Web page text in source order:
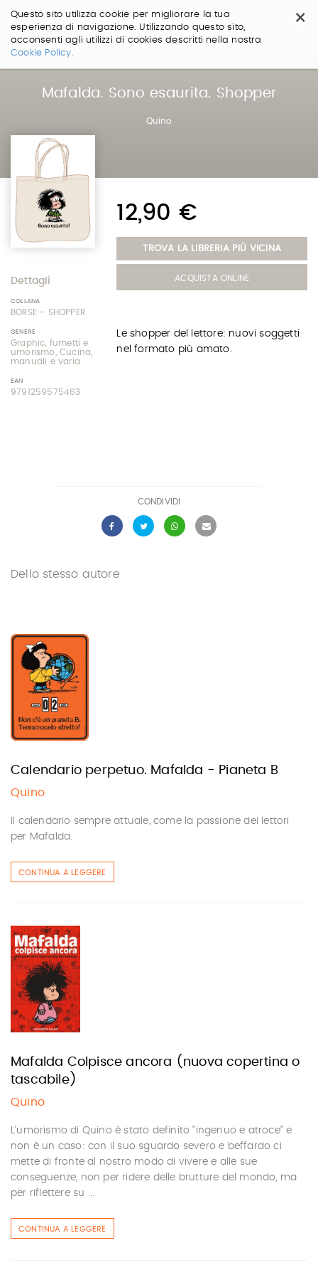
×
Questo sito utilizza cookie per migliorare la tua
esperienza di navigazione. Utilizzando questo sito,
acconsenti agli utilizzi di cookies descritti nella nostra
Cookie Policy.
Salta
Mafalda. Sono esaurita. Shopper
Quino
Dettagli
COLLANA
BORSE - SHOPPER
GENERE
Graphic, fumetti e
umorismo, Cucina,
manuali e varia
EAN
9791259575463
12,90 €
TROVA LA LIBRERIA PIÙ VICINA
ACQUISTA ONLINE
Le shopper del lettore: nuovi soggetti
nel formato più amato.
CONDIVIDI
Dello stesso autore
Calendario perpetuo. Mafalda - Pianeta B
Quino
Il calendario sempre attuale, come la passione dei lettori
per Mafalda.
CONTINUA A LEGGERE
Mafalda Colpisce ancora (nuova copertina o
tascabile)
Quino
L'umorismo di Quino è stato definito "ingenuo e atroce" e
non è un caso: con il suo sguardo severo e beffardo ci
mette di fronte al nostro modo di vivere e alle sue
conseguenze, non per ridere delle brutture del mondo, ma
per riflettere su ...
CONTINUA A LEGGERE